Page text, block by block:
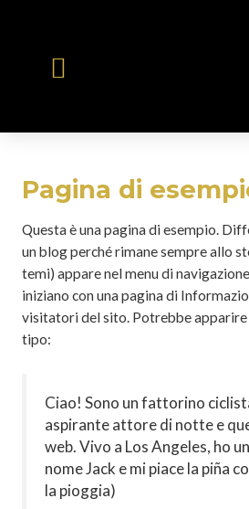
Pagina di
Questa è una pagina di esempio.
un blog perché rimane sempre allo
temi) appare nel menu di
iniziano con una pagina di
visitatori del sito. Potrebbe apparire
tipo:
Ciao! Sono un fattorino
aspirante attore di notte e
web. Vivo a Los Angeles, ho
nome Jack e mi piace la piña
la pioggia)